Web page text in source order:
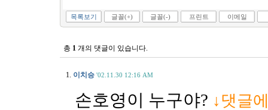
목록보기 글꼴(+) 글꼴(-) 프린트 이메일
총 1 개의 댓글이 있습니다.
1. 이치승 '02.11.30 12:16 AM
손호영이 누구야? ↓댓글